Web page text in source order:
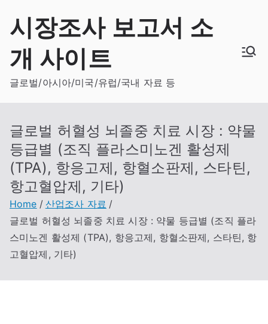
content
시장조사 보고서 소
개 사이트
글로벌/아시아/미국/유럽/국내 자료 등
글로벌 허혈성 뇌졸중 치료 시장 : 약물
등급별 (조직 플라스미노겐 활성제
(TPA), 항응고제, 항혈소판제, 스타틴,
항고혈압제, 기타)
Home
산업조사 자료
글로벌 허혈성 뇌졸중 치료 시장 : 약물 등급별 (조직 플라
스미노겐 활성제 (TPA), 항응고제, 항혈소판제, 스타틴, 항
고혈압제, 기타)